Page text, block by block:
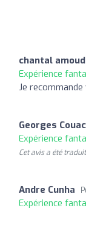
chantal
Expérience
Je
Georges
Expérience
Cet avis a été
Andre Cunha
Expérience